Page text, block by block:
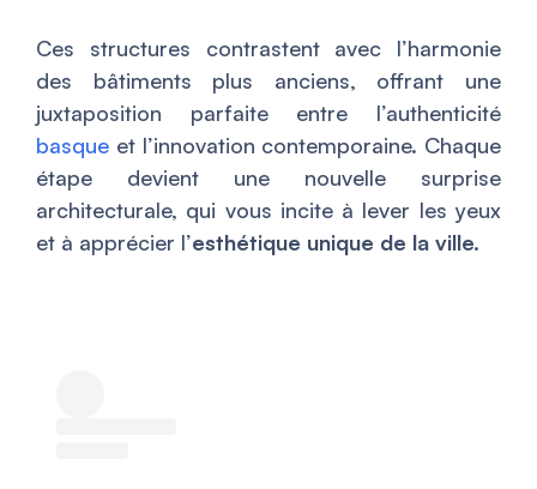
Ces structures contrastent avec l’harmonie
des bâtiments plus anciens, offrant une
juxtaposition parfaite entre l’authenticité
basque et l’innovation contemporaine. Chaque
étape devient une nouvelle surprise
architecturale, qui vous incite à lever les yeux
et à apprécier l’esthétique unique de la ville.